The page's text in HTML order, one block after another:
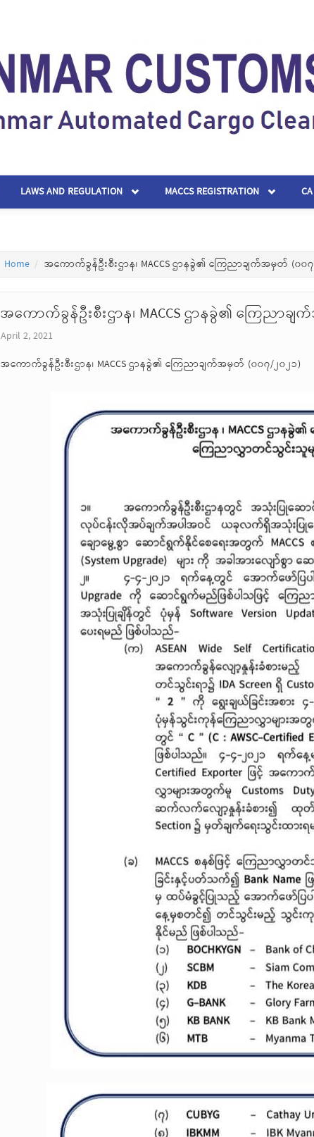
LAWS AND REGULATION MACCS REGISTRATION
Home အကောက်ခွန်ဦးစီးဌာန၊ MACCS ဌာနခွဲ၏ ကြေညာချက်အမှတ် (၀၀
အကောက်ခွန်ဦးစီးဌာန၊ MACCS ဌာနခွဲ၏ ကြေညာခ
April 2, 2021
အကောက်ခွန်ဦးစီးဌာန၊ MACCS ဌာနခွဲ၏ ကြေညာချက်အမှတ် (၀၀၇/၂၀၂၁)